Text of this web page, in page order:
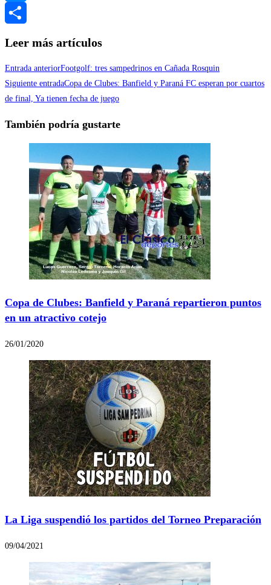
Messenger
Leer más artículos
Entrada anteriorFootgolf: tres sampedrinos en Cañada Rosquin
Siguiente entradaCopa de Clubes: Banfield y Paraná FC esperan por cuartos
de final, Ya tienen fecha de juego
También podría gustarte
Copa de Clubes: Banfield y Paraná repartieron puntos
en un atractivo cotejo
26/01/2020
La Liga suspendió los partidos del Torneo Preparación
09/04/2021